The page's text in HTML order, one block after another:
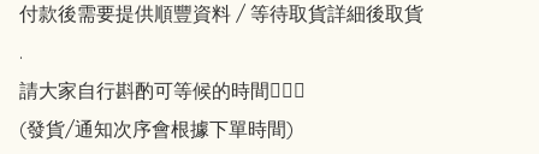
付款後需要提供順豐資料 / 等待取貨詳細後取貨
.
請大家自行斟酌可等候的時間🙇🏻‍♀️
(發貨/通知次序會根據下單時間)